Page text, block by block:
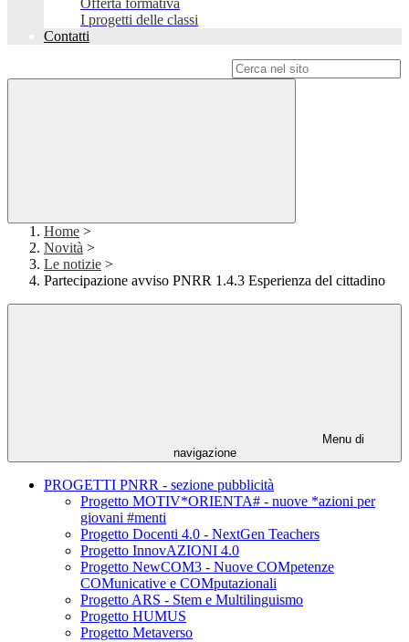
Offerta formativa
I progetti delle classi
Contatti
Home >
Novità >
Le notizie >
Partecipazione avviso PNRR 1.4.3 Esperienza del cittadino
Menu di
navigazione
PROGETTI PNRR - sezione pubblicità
Progetto MOTIV*ORIENTA# - nuove *azioni per
giovani #menti
Progetto Docenti 4.0 - NextGen Teachers
Progetto InnovAZIONI 4.0
Progetto NewCOM3 - Nuove COMpetenze
COMunicative e COMputazionali
Progetto ARS - Stem e Multilinguismo
Progetto HUMUS
Progetto Metaverso